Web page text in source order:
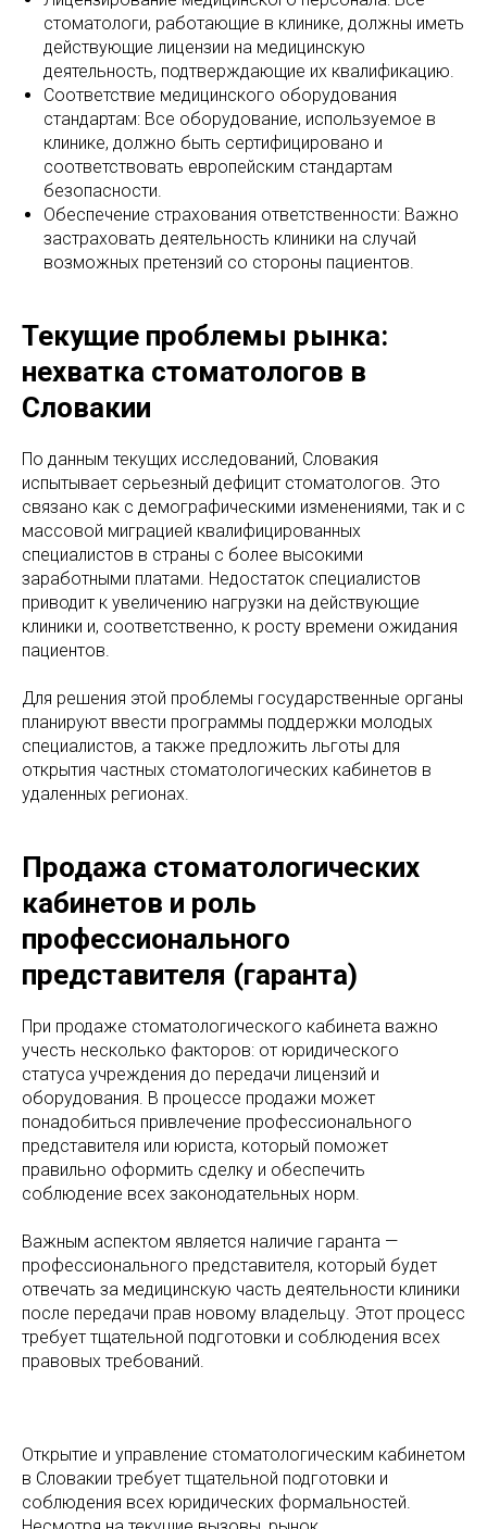
стоматологи, работающие в клинике, должны иметь
действующие лицензии на медицинскую
деятельность, подтверждающие их квалификацию.
Соответствие медицинского оборудования
стандартам: Все оборудование, используемое в
клинике, должно быть сертифицировано и
соответствовать европейским стандартам
безопасности.
Обеспечение страхования ответственности: Важно
застраховать деятельность клиники на случай
возможных претензий со стороны пациентов.
Текущие проблемы рынка:
нехватка стоматологов в
Словакии
По данным текущих исследований, Словакия
испытывает серьезный дефицит стоматологов. Это
связано как с демографическими изменениями, так и с
массовой миграцией квалифицированных
специалистов в страны с более высокими
заработными платами. Недостаток специалистов
приводит к увеличению нагрузки на действующие
клиники и, соответственно, к росту времени ожидания
пациентов.
Для решения этой проблемы государственные органы
планируют ввести программы поддержки молодых
специалистов, а также предложить льготы для
открытия частных стоматологических кабинетов в
удаленных регионах.
Продажа стоматологических
кабинетов и роль
профессионального
представителя (гаранта)
При продаже стоматологического кабинета важно
учесть несколько факторов: от юридического
статуса учреждения до передачи лицензий и
оборудования. В процессе продажи может
понадобиться привлечение профессионального
представителя или юриста, который поможет
правильно оформить сделку и обеспечить
соблюдение всех законодательных норм.
Важным аспектом является наличие гаранта —
профессионального представителя, который будет
отвечать за медицинскую часть деятельности клиники
после передачи прав новому владельцу. Этот процесс
требует тщательной подготовки и соблюдения всех
правовых требований.
Открытие и управление стоматологическим кабинетом
в Словакии требует тщательной подготовки и
соблюдения всех юридических формальностей.